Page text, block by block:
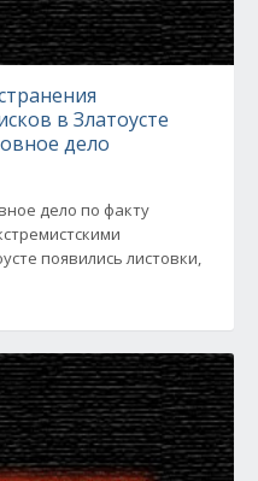
в Златоусте
дело
дело по факту
появились листовки,